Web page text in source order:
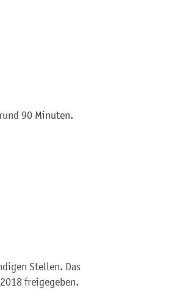
90 Minuten.
Stellen. Das
freigegeben.